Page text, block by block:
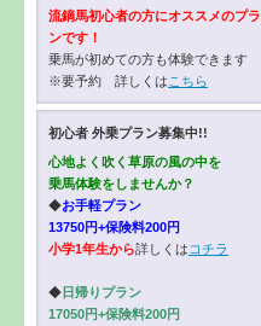
流鏑馬初心者の方にオススメのプラ
ンです！
乗馬が初めての方も体験できます
※要予約 詳しくは こちら
初心者 外乗プラン募集中!!
心地よく吹く草原の風の中を
乗馬体験をしませんか？
◆お手軽プラン
13750円+保険料200円
小学1年生から詳しくは コチラ
◆日帰りプラン
17050円+保険料200円